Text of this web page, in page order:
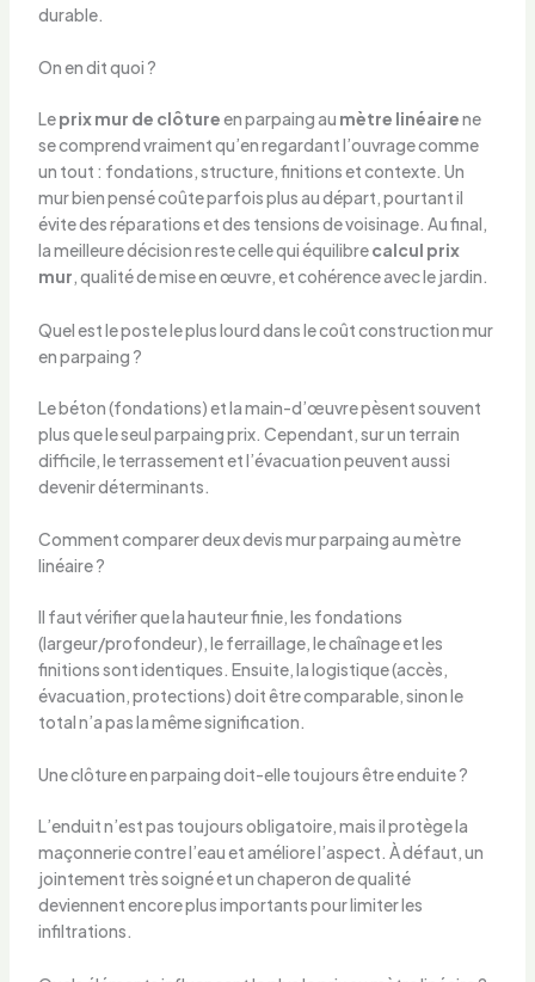
durable.
On en dit quoi ?
Leprix mur de clôtureen parpaing au mètre linéairene
se comprend vraiment qu’en regardant l’ouvrage comme
un tout : fondations, structure, finitions et contexte. Un
mur bien pensé coûte parfois plus au départ, pourtant il
évite des réparations et des tensions de voisinage. Au final,
la meilleure décision reste celle qui équilibrecalcul prix
mur, qualité de mise en œuvre, et cohérence avec le jardin.
Quel est le poste le plus lourd dans le coût construction mur
en parpaing ?
Le béton (fondations) et la main-d’œuvre pèsent souvent
plus que le seul parpaing prix. Cependant, sur un terrain
difficile, le terrassement et l’évacuation peuvent aussi
devenir déterminants.
Comment comparer deux devis mur parpaing au mètre
linéaire ?
Il faut vérifier que la hauteur finie, les fondations
(largeur/profondeur), le ferraillage, le chaînage et les
finitions sont identiques. Ensuite, la logistique (accès,
évacuation, protections) doit être comparable, sinon le
total n’a pas la même signification.
Une clôture en parpaing doit-elle toujours être enduite ?
L’enduit n’est pas toujours obligatoire, mais il protège la
maçonnerie contre l’eau et améliore l’aspect. À défaut, un
jointement très soigné et un chaperon de qualité
deviennent encore plus importants pour limiter les
infiltrations.